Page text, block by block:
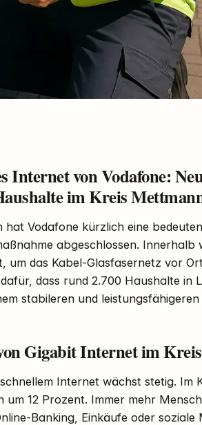
Internet von Vodafone:
im Kreis
hat Vodafone kürzlich eine
abgeschlossen.
um das Kabel-Glasfasernetz vor
dass rund 2.700 Haushalte in
stabileren und
Gigabit Internet im
Internet wächst stetig. Im
um 12 Prozent. Immer mehr
Banking, Einkäufe oder soziale